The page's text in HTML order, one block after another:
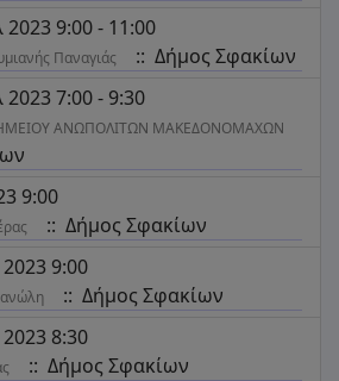
2023 9:00 - 11:00
Παναγιάς
:: Δήμος Σφακίων
2023 7:00 - 9:30
ΑΝΩΠΟΛΙΤΩΝ ΜΑΚΕΔΟΝΟΜΑΧΩΝ
9:00
:: Δήμος Σφακίων
9:00
:: Δήμος Σφακίων
8:30
:: Δήμος Σφακίων